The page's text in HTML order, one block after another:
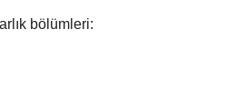
bölümleri: